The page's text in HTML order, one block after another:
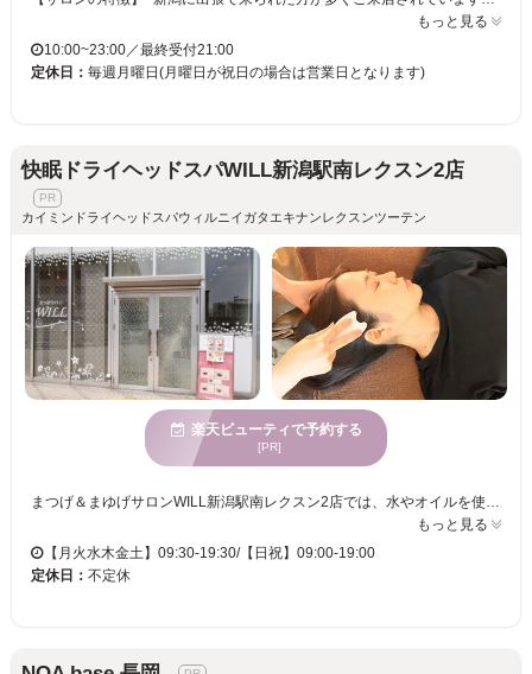
もっと見る
10:00~23:00／最終受付21:00
定休日： 毎週月曜日(月曜日が祝日の場合は営業日となります)
快眠ドライヘッドスパWILL新潟駅南レクスン2店
カイミンドライヘッドスパウィルニイガタエキナンレクスンツーテン
楽天ビューティで予約する
[PR]
まつげ＆まゆげサロンWILL新潟駅南レクスン2店では、水やオイルを使わず新潟では珍しい【カッサ】を使用したドライヘッドスパ！痛気持ち良いカッサの刺激と手技の癒しのマッサージで頭の凝りや眼精疲労・頭痛・睡眠の質・自律神経の乱れにアプローチ！手技によるデコルテ・肩・首・お顔のリンパマッサージで血行不良改善期待♪ まつげや眉毛メニューと一緒に出来るのも魅力の一つ！
もっと見る
【月火水木金土】09:30-19:30/【日祝】09:00-19:00
定休日： 不定休